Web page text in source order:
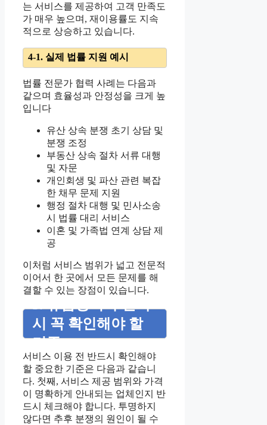
는 서비스를 제공하여 고객 만족도
가 매우 높으며, 재이용률도 지속
적으로 상승하고 있습니다.
4-1. 실제 법률 지원 예시
법률 전문가 협력 사례는 다음과
같으며 효율성과 안정성을 크게 높
입니다
유산 상속 분쟁 초기 상담 및
분쟁 조정
부동산 상속 절차 서류 대행
및 자문
개인회생 및 파산 관련 복잡
한 채무 문제 지원
행정 절차 대행 및 민사소송
시 법률 대리 서비스
이혼 및 가족법 연계 상담 제
공
이처럼 서비스 범위가 넓고 전문적
이어서 한 곳에서 모든 문제를 해
결할 수 있는 장점이 있습니다.
시 꼭 확인해야 할
기준
서비스 이용 전 반드시 확인해야
할 중요한 기준은 다음과 같습니
다. 첫째, 서비스 제공 범위와 가격
이 명확하게 안내되는 업체인지 반
드시 체크해야 합니다. 투명하지
않다면 추후 분쟁의 원인이 될 수